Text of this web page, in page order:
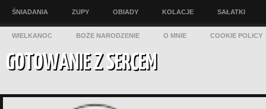
ŚNIADANIA ZUPY OBIADY KOLACJE SAŁATKI
WIELKANOC BOŻE NARODZENIE O MNIE COOKIE POLICY
GOTOWANIE Z SERCEM